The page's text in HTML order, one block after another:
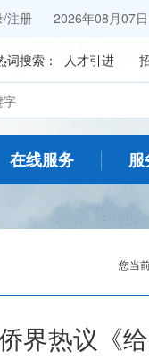
/注册 2026年08月07
词搜索： 人才引进
在线服务
您当
界热议《给